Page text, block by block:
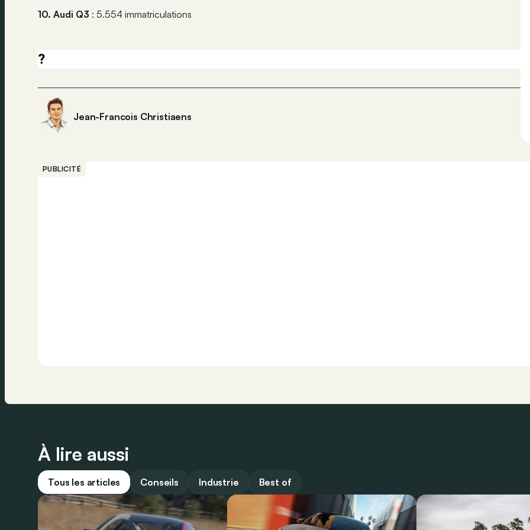
10. Audi Q3 : 5.554 immatriculations
?
Jean-Francois Christiaens
PUBLICITÉ
À lire aussi
Tous les articles Conseils Industrie Best of